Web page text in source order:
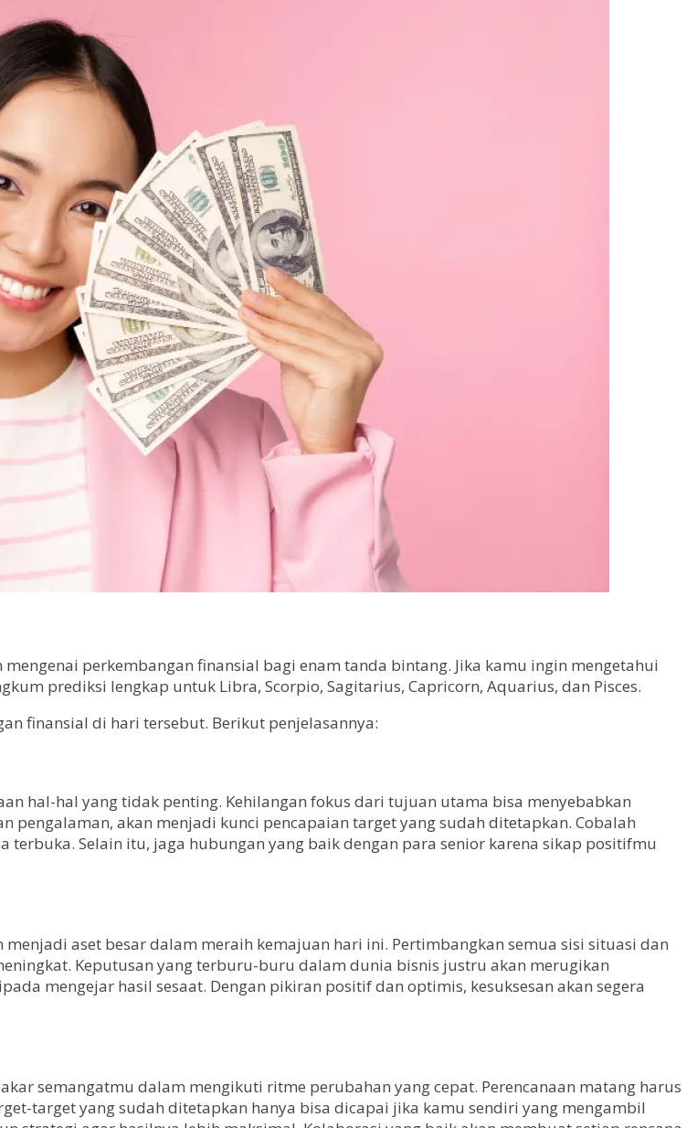
perkembangan finansial bagi enam tanda bintang. Jika kamu ingin mengetahui
prediksi lengkap untuk Libra, Scorpio, Sagitarius, Capricorn, Aquarius, dan Pisces.
finansial di hari tersebut. Berikut penjelasannya:
hal-hal yang tidak penting. Kehilangan fokus dari tujuan utama bisa menyebabkan
akan menjadi kunci pencapaian target yang sudah ditetapkan. Cobalah
Selain itu, jaga hubungan yang baik dengan para senior karena sikap positifmu
aset besar dalam meraih kemajuan hari ini. Pertimbangkan semua sisi situasi dan
Keputusan yang terburu-buru dalam dunia bisnis justru akan merugikan
mengejar hasil sesaat. Dengan pikiran positif dan optimis, kesuksesan akan segera
semangatmu dalam mengikuti ritme perubahan yang cepat. Perencanaan matang harus
target yang sudah ditetapkan hanya bisa dicapai jika kamu sendiri yang mengambil